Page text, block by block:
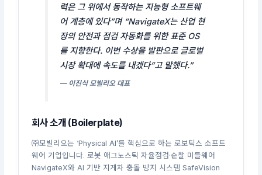
력은 그 위에서 동작하는 지능형 소프트웨
어 계층에 있다”며 “NavigateX는 산업 현
장의 안전과 점검 자동화를 위한 표준 OS
를 지향한다. 이번 수상을 발판으로 글로벌
시장 확대에 속도를 내겠다”고 말했다.”
— 이진식 모빌리오 대표
회사 소개 (Boilerplate)
㈜모빌리오는 ‘Physical AI’를 핵심으로 하는 로보틱스 소프트
웨어 기업입니다. 로봇 애그노스틱 자율점검·순찰 미들웨어
NavigateX와 AI 기반 지게차 충돌 방지 시스템 SafeVision